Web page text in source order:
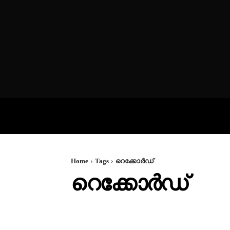
Home Tags റെക്കോർഡ്
റെക്കോർഡ്